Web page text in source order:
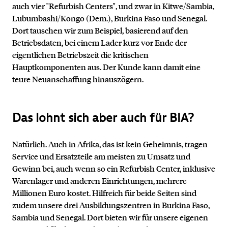
auch vier "Refurbish Centers", und zwar in Kitwe/Sambia,
Lubumbashi/Kongo (Dem.), Burkina Faso und Senegal.
Dort tauschen wir zum Beispiel, basierend auf den
Betriebsdaten, bei einem Lader kurz vor Ende der
eigentlichen Betriebszeit die kritischen
Hauptkomponenten aus. Der Kunde kann damit eine
teure Neuanschaffung hinauszögern.
Das lohnt sich aber auch für BIA?
Natürlich. Auch in Afrika, das ist kein Geheimnis, tragen
Service und Ersatzteile am meisten zu Umsatz und
Gewinn bei, auch wenn so ein Refurbish Center, inklusive
Warenlager und anderen Einrichtungen, mehrere
Millionen Euro kostet. Hilfreich für beide Seiten sind
zudem unsere drei Ausbildungszentren in Burkina Faso,
Sambia und Senegal. Dort bieten wir für unsere eigenen